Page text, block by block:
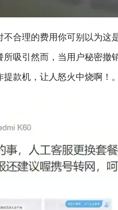
合理的费用你可别以为这
吸引然而，当用户秘密撤
款机，让人怒火中烧啊！。